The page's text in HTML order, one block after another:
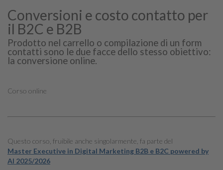
Conversioni e costo contatto per
il B2C e B2B
Prodotto nel carrello o compilazione di un form
contatti sono le due facce dello stesso obiettivo:
la conversione online.
Corso online
Questo corso, fruibile anche singolarmente, fa parte del
Master Executive in Digital Marketing B2B e B2C powered by
AI 2025/2026